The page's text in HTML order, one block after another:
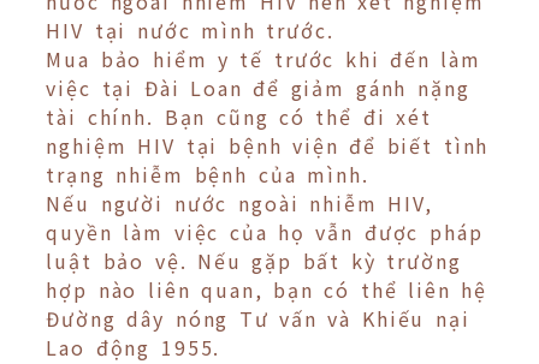
HIV tại nước mình trước.
Mua bảo hiểm y tế trước khi đến làm
việc tại Đài Loan để giảm gánh nặng
tài chính. Bạn cũng có thể đi xét
nghiệm HIV tại bệnh viện để biết tình
trạng nhiễm bệnh của mình.
Nếu người nước ngoài nhiễm HIV,
quyền làm việc của họ vẫn được pháp
luật bảo vệ. Nếu gặp bất kỳ trường
hợp nào liên quan, bạn có thể liên hệ
Đường dây nóng Tư vấn và Khiếu nại
Lao động 1955.